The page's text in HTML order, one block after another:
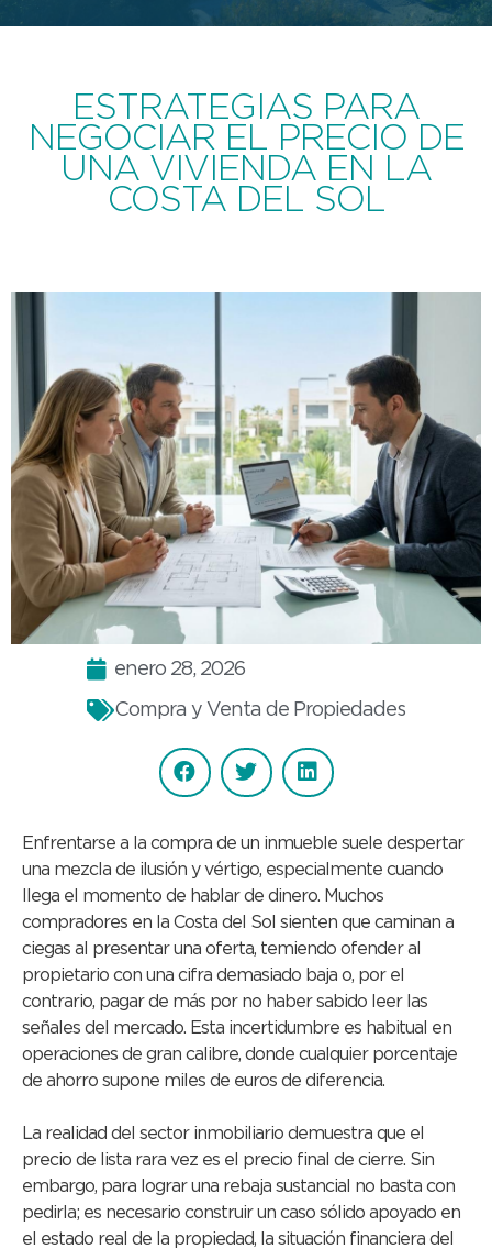
ESTRATEGIAS PARA
NEGOCIAR EL PRECIO DE
UNA VIVIENDA EN LA
COSTA DEL SOL
enero 28, 2026
Compra y Venta de Propiedades
Enfrentarse a la compra de un inmueble suele despertar
una mezcla de ilusión y vértigo, especialmente cuando
llega el momento de hablar de dinero. Muchos
compradores en la Costa del Sol sienten que caminan a
ciegas al presentar una oferta, temiendo ofender al
propietario con una cifra demasiado baja o, por el
contrario, pagar de más por no haber sabido leer las
señales del mercado. Esta incertidumbre es habitual en
operaciones de gran calibre, donde cualquier porcentaje
de ahorro supone miles de euros de diferencia.
La realidad del sector inmobiliario demuestra que el
precio de lista rara vez es el precio final de cierre. Sin
embargo, para lograr una rebaja sustancial no basta con
pedirla; es necesario construir un caso sólido apoyado en
el estado real de la propiedad, la situación financiera del